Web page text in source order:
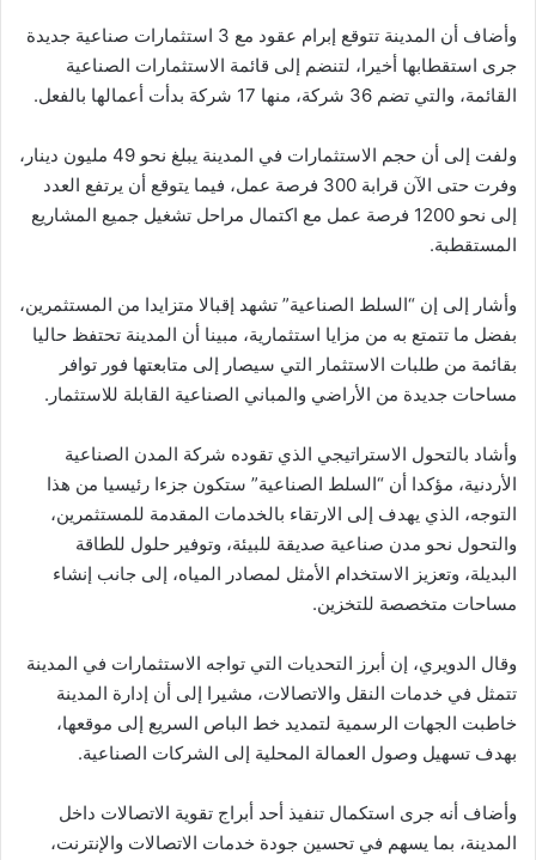
وأضاف أن المدينة تتوقع إبرام عقود مع 3 استثمارات صناعية جديدة
جرى استقطابها أخيرا، لتنضم إلى قائمة الاستثمارات الصناعية
القائمة، والتي تضم 36 شركة، منها 17 شركة بدأت أعمالها بالفعل.
ولفت إلى أن حجم الاستثمارات في المدينة يبلغ نحو 49 مليون دينار،
وفرت حتى الآن قرابة 300 فرصة عمل، فيما يتوقع أن يرتفع العدد
إلى نحو 1200 فرصة عمل مع اكتمال مراحل تشغيل جميع المشاريع
المستقطبة.
وأشار إلى إن “السلط الصناعية” تشهد إقبالا متزايدا من المستثمرين،
بفضل ما تتمتع به من مزايا استثمارية، مبينا أن المدينة تحتفظ حاليا
بقائمة من طلبات الاستثمار التي سيصار إلى متابعتها فور توافر
مساحات جديدة من الأراضي والمباني الصناعية القابلة للاستثمار.
وأشاد بالتحول الاستراتيجي الذي تقوده شركة المدن الصناعية
الأردنية، مؤكدا أن “السلط الصناعية” ستكون جزءا رئيسيا من هذا
التوجه، الذي يهدف إلى الارتقاء بالخدمات المقدمة للمستثمرين،
والتحول نحو مدن صناعية صديقة للبيئة، وتوفير حلول للطاقة
البديلة، وتعزيز الاستخدام الأمثل لمصادر المياه، إلى جانب إنشاء
مساحات متخصصة للتخزين.
وقال الدويري، إن أبرز التحديات التي تواجه الاستثمارات في المدينة
تتمثل في خدمات النقل والاتصالات، مشيرا إلى أن إدارة المدينة
خاطبت الجهات الرسمية لتمديد خط الباص السريع إلى موقعها،
بهدف تسهيل وصول العمالة المحلية إلى الشركات الصناعية.
وأضاف أنه جرى استكمال تنفيذ أحد أبراج تقوية الاتصالات داخل
المدينة، بما يسهم في تحسين جودة خدمات الاتصالات والإنترنت،